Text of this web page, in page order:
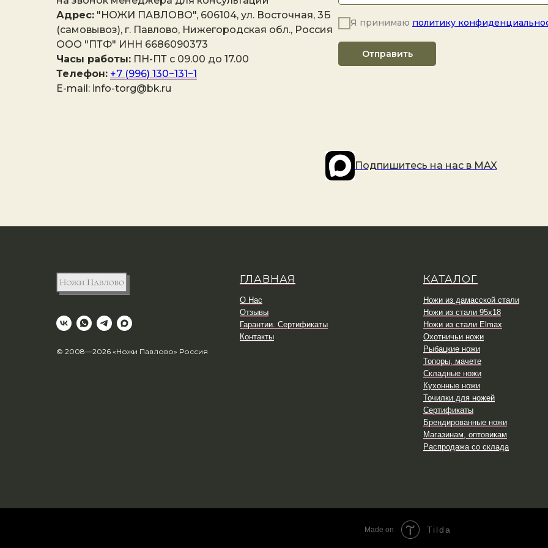
Адрес: "НОЖИ ПАВЛОВО", 606104, ул. Восточная, 3Б
(самовывоз), г. Павлово, Нижегородская обл., Россия
ООО "ПТФ" ИНН 6686090373
Часы работы: ПН-ПТ с 09.00 до 17.00
Телефон: +7 (996) 130−131−1
E-mail: info-torg@bk.ru
Я принимаю политику
Отправить
Подпишитесь на наc в MAX
© 2008—2026 «Ножи Павлово» Россия
ГЛАВНАЯ
О Нас
Отзывы
Гарантии. Сертификаты
Контакты
КАТАЛОГ
Ножи из дамасской стали
Ножи из стали 95х18
Ножи из стали Elmax
Охотничьи ножи
Рыбацкие ножи
Топоры, мачете
Складные ножи
Кухонные ножи
Точилки для ножей
Сертификаты
Брендированные ножи
Магазинам, оптовикам
Распродажа со склада
Made on Tilda